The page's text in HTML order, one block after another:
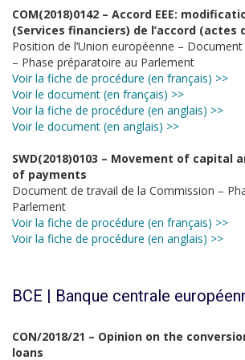
COM(2018)0142 – Accord EEE:
(Services financiers) de l’accord (actes
Position de l’Union européenne –
– Phase préparatoire au Parlement
Voir la fiche de procédure (en français) >>
Voir le document (en français) >>
Voir la fiche de procédure (en anglais) >>
Voir le document (en anglais) >>
SWD(2018)0103 – Movement of capital
of payments
Document de travail de la Commission –
Parlement
Voir la fiche de procédure (en français) >>
Voir la fiche de procédure (en anglais) >>
BCE | Banque centrale
CON/2018/21 – Opinion on the
loans